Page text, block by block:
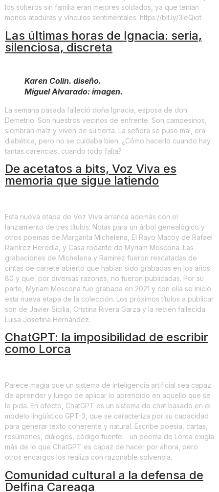
los solteros sin familia eran mejores soldados, ya que tenían
menos ataduras y vínculos sentimentales. https://bit.ly/3IeQiot
Las últimas horas de Ignacia: seria,
silenciosa, discreta
Karen Colín. diseño.
Miguel Alvarado: imagen.
La semana pasada falleció doña Ignacia, esposa de don
Demetrio. Son nuestros vecinos de enfrente. Son campesinos,
siembran maíz y viven de su tierra. La señora se puso mal, era
diabética, pero no se cuidaba bien. ¿Cómo hacerlo cuando hay
tantas carencias, cuando todo falta?
De acetatos a bits, Voz Viva es
memoria que sigue latiendo
Esta nueva etapa de Voz Viva arranca además con el
lanzamiento de tres títulos: Notas para un árbol genealógico y
otros poemas de Margarita Michelena, El Rayo Macoy de Rafael
Ramírez Heredia, y Casa rodante de Myriam Moscona. Las
grabaciones de Michelena y Ramírez fueron rescatadas de
cintas de carrete abierto que habían sido grabadas en los años
80 y que, por diversas razones, no fueron publicadas. Por su
parte, Myriam Moscona fue grabada en 2021 y con ella se inició
esta nueva etapa de la colección. Los próximos títulos a publicar
son de Javier Sicilia, Cristina Rivera Garza y la recién fallecida
Luisa Josefina Hernández.
ChatGPT: la imposibilidad de escribir
como Lorca
Parece magia que un sistema de inteligencia artificial sea capaz
de aprender y luego de aplicar lo aprendido en aquello que se
le pida. En efecto, ChatGPT es un sistema de chat basado en el
modelo lingüístico GPT-3, que se caracteriza por su capacidad
para generar texto coherente y natural. Escribe poesía, cartas,
resúmenes, diálogos, código fuente… un poema de Lorca exigía
más de lo que ChatGPT es capaz de hacer por ahora, pero
otros encargos los realiza con razonable solvencia.
Comunidad cultural a la defensa de
Delfina Careaga